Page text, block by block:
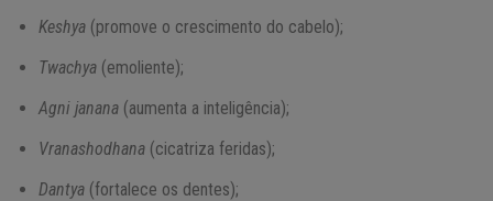
Keshya (promove o crescimento do cabelo);
Twachya (emoliente);
Agni janana (aumenta a inteligência);
Vranashodhana (cicatriza feridas);
Dantya (fortalece os dentes);